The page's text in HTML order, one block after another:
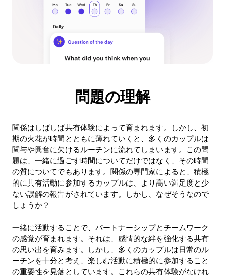
問題の理解
関係はしばしば共有体験によって育まれます。しかし、初
期の火花が時間とともに薄れていくと、多くのカップルは
関与や興奮に欠けるルーチンに流れてしまいます。この問
題は、一緒に過ごす時間についてだけではなく、その時間
の質についてでもあります。関係の専門家によると、積極
的に共有活動に参加するカップルは、より高い満足度と少
ない誤解の報告がされています。しかし、なぜそうなので
しょうか？
一緒に活動することで、パートナーシップとチームワーク
の感覚が育まれます。それは、感情的な絆を強化する共有
の思い出を育みます。しかし、多くのカップルは日常のル
ーチンを十分と考え、楽しむ活動に積極的に参加すること
の重要性を見落としています。これらの共有体験がなけれ